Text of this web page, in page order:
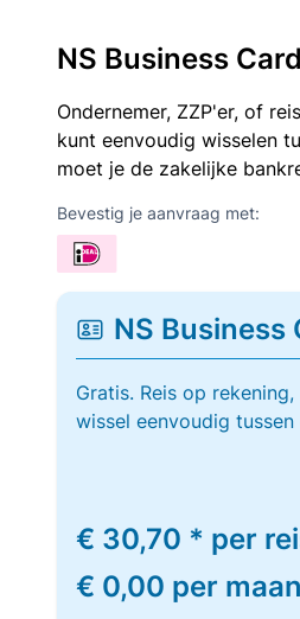
NS Business
Ondernemer, ZZP'er, of
kunt eenvoudig wisselen
moet je de zakelijke
Bevestig je aanvraag met:
NS Business
Gratis. Reis op
wissel eenvoudig
€ 30,70 * per
€ 0,00 per